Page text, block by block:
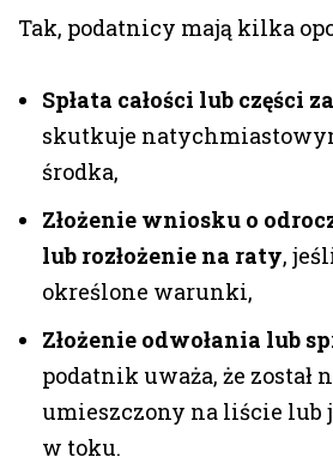
Tak, podatnicy mają kilka
Spłata całości lub części
skutkuje
środka,
Złożenie wniosku o
lub rozłożenie na raty,
określone warunki,
Złożenie odwołania lub
podatnik uważa, że został
umieszczony na liście lub
w toku.